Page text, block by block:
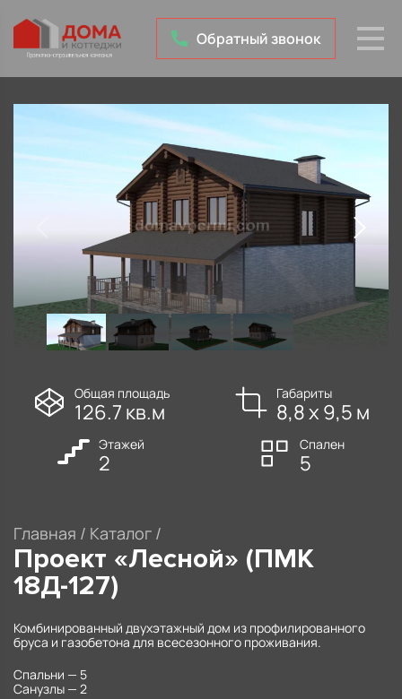
Обратный звонок
Общая площадь
126.7 кв.м
Габариты
8,8 х 9,5 м
Этажей
2
Спален
5
Главная / Каталог /
Проект «Лесной» (ПМК
18Д-127)
Комбинированный двухэтажный дом из профилированного
бруса и газобетона для всесезонного проживания.
Спальни — 5
Санузлы — 2